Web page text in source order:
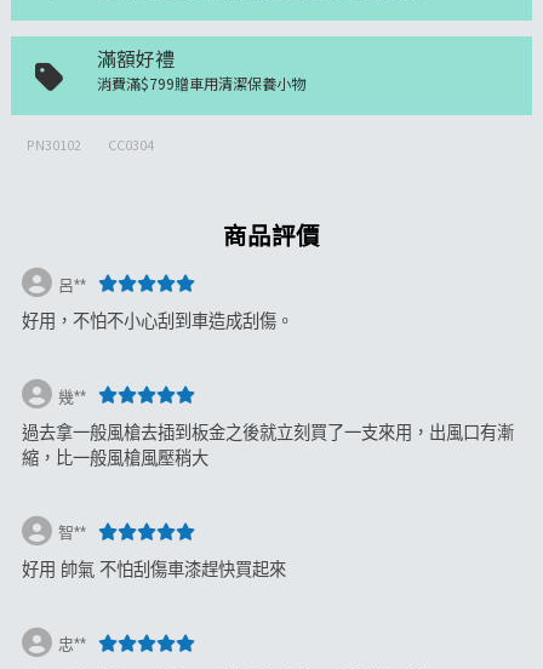
滿額好禮
消費滿$799贈車用清潔保養小物
PN30102 CC0304
商品評價
呂**
好用，不怕不小心刮到車造成刮傷。
幾**
過去拿一般風槍去插到板金之後就立刻買了一支來用，出風口有漸
縮，比一般風槍風壓稍大
智**
好用 帥氣 不怕刮傷車漆趕快買起來
忠**